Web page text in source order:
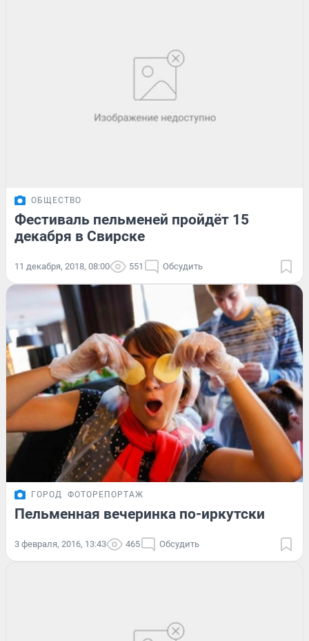
ОБЩЕСТВО
Фестиваль пельменей пройдёт 15
декабря в Свирске
11 декабря, 2018, 08:00 551 Обсудить
ГОРОД ФОТОРЕПОРТАЖ
Пельменная вечеринка по-иркутски
3 февраля, 2016, 13:43 465 Обсудить